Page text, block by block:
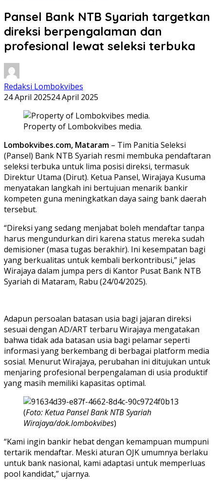
Pansel Bank NTB Syariah targetkan
direksi berpengalaman dan
profesional lewat seleksi terbuka
Redaksi Lombokvibes
24 April 202524 April 2025
Property of Lombokvibes media.
Lombokvibes.com, Mataram – Tim Panitia Seleksi
(Pansel) Bank NTB Syariah resmi membuka pendaftaran
seleksi terbuka untuk lima posisi direksi, termasuk
Direktur Utama (Dirut). Ketua Pansel, Wirajaya Kusuma
menyatakan langkah ini bertujuan menarik bankir
kompeten guna meningkatkan daya saing bank daerah
tersebut.
“Direksi yang sedang menjabat boleh mendaftar tanpa
harus mengundurkan diri karena status mereka sudah
demisioner (masa tugas berakhir). Ini kesempatan bagi
yang berkualitas untuk kembali berkontribusi,” jelas
Wirajaya dalam jumpa pers di Kantor Pusat Bank NTB
Syariah di Mataram, Rabu (24/04/2025).
Adapun persoalan batasan usia bagi jajaran direksi
sesuai dengan AD/ART terbaru Wirajaya mengatakan
bahwa tidak ada batasan usia bagi pelamar seperti
informasi yang berkembang di berbagai platform media
sosial. Menurut Wirajaya, perubahan ini ditujukan untuk
menjaring profesional berpengalaman di usia produktif
yang masih memiliki kapasitas optimal.
(Foto: Ketua Pansel Bank NTB Syariah
Wirajaya/dok.lombokvibes)
“Kami ingin bankir hebat dengan kemampuan mumpuni
tertarik mendaftar. Meski aturan OJK umumnya berlaku
untuk bank nasional, kami adaptasi untuk memperluas
pool kandidat,” ujarnya.